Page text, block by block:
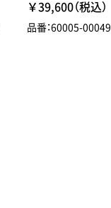
￥39,600（税込）
品番：60005-00049